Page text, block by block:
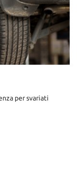
per svariati